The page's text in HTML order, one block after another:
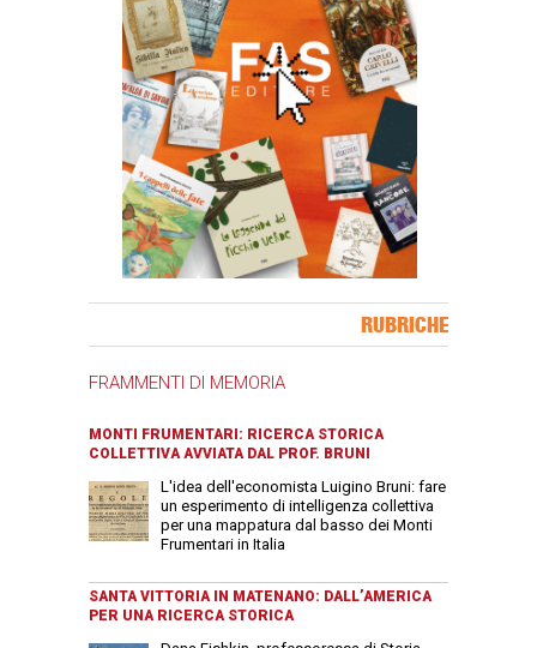
RUBRICHE
FRAMMENTI DI MEMORIA
MONTI FRUMENTARI: RICERCA STORICA
COLLETTIVA AVVIATA DAL PROF. BRUNI
L'idea dell'economista Luigino Bruni: fare
un esperimento di intelligenza collettiva
per una mappatura dal basso dei Monti
Frumentari in Italia
SANTA VITTORIA IN MATENANO: DALL’AMERICA
PER UNA RICERCA STORICA